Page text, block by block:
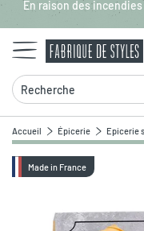
Aller au contenu principal
En raison des
Recherche
Accueil Épicerie Epicerie
Made in France